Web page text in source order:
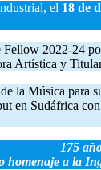
el 18 de
Fellow 2022-24
Artística y
la Música
en Sudáfrica
175
homenaje a la